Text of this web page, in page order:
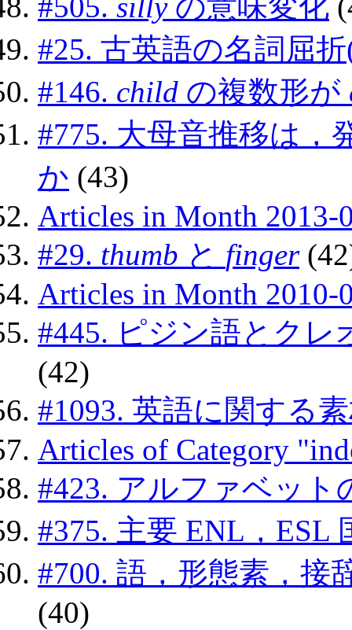
#25. 古英語の名詞屈
#146. child の複数形が
#775. 大母音推移は，
か (43)
Articles in Month 2013-
#29. thumb と finger
Articles in Month 2010-
#445. ピジン語とク
(42)
#1093. 英語に関する
Articles of Category
#423. アルファベット
#375. 主要 ENL，ESL
#700. 語，形態素，接
(40)